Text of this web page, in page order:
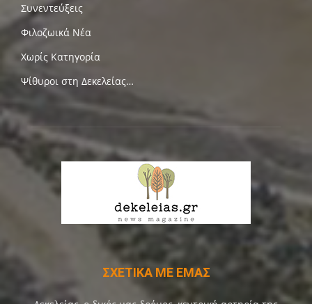
Συνεντεύξεις
Φιλοζωικά Νέα
Χωρίς Κατηγορία
Ψίθυροι στη Δεκελείας…
ΣΧΕΤΙΚΑ ΜΕ ΕΜΑΣ